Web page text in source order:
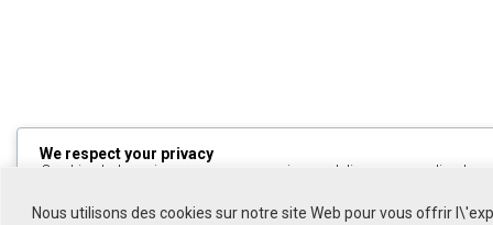
Nous utilisons des cookies sur notre site Web pour vous offrir
We respect your privacy
Cookies help us improve your experience, deliver personalized
Allto decline non-essential cookies.